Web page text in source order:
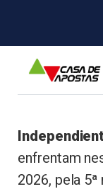
enfrentam
2026, pela